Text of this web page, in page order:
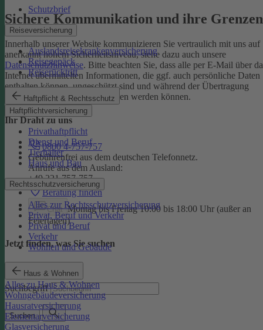
Schutzbrief
Reiseversicherung
Auslandsreisekrankenversicherung
Reisegepäck
Reiserücktritt
Haftpflicht & Rechtsschutz
Haftpflichtversicherung
Privathaftpflicht
Dienst und Beruf
Tierhalter
Haus und Bau
Rechtsschutzversicherung
Alles zur Rechtsschutzversicherung
Privat, Beruf und Verkehr
Privat und Beruf
Verkehr
Wohnen und Gebäude
Haus & Wohnen
Alles zu Haus & Wohnen
Wohngebäudeversicherung
Hausratversicherung
Elementarversicherung
Glasversicherung
Sichere Kommunikation und ihre Grenzen
Innerhalb unserer Website kommunizieren Sie vertraulich mit uns auf
anerkannt hohem Sicherheitsniveau, siehe dazu auch unsere
Datenschutzhinweise. Bitte beachten Sie, dass alle per E-Mail über
Internet übermittelten Informationen, die ggf. auch persönliche Daten
enthalten können, ungeschützt sind und während der Übertragung
potenziell von Dritten eingesehen werden können.
Ihr Draht zu uns
0800 4-757-757
Gebührenfrei aus dem deutschen Telefonnetz.
Anrufe aus dem Ausland:
+49 221 757-757
Beratung finden
Chat Montag bis Freitag 10:00 bis 18:00 Uhr (außer an
Feiertagen)
Jetzt finden, was Sie suchen
Suchbegriff
Suchen